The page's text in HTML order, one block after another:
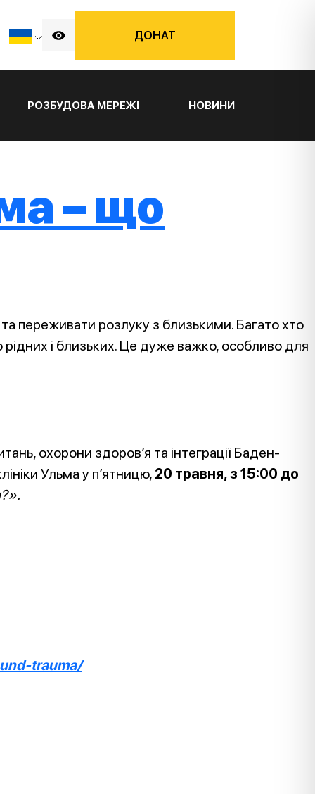
ДОНАТ
РОЗБУДОВА МЕРЕЖІ НОВИНИ
– що
та переживати розлуку з близькими. Багато хто
і близьких. Це дуже важко, особливо для
охорони здоров’я та інтеграції Баден-
Ульма у п’ятницю, 20 травня, з 15:00 до
trauma/